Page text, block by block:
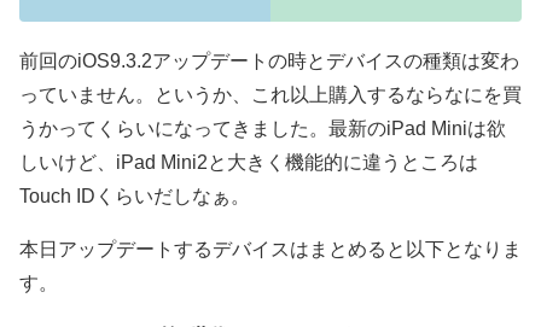
前回のiOS9.3.2アップデートの時とデバイスの種類は変わ
っていません。というか、これ以上購入するならなにを買
うかってくらいになってきました。最新のiPad Miniは欲
しいけど、iPad Mini2と大きく機能的に違うところは
Touch IDくらいだしなぁ。
本日アップデートするデバイスはまとめると以下となりま
す。